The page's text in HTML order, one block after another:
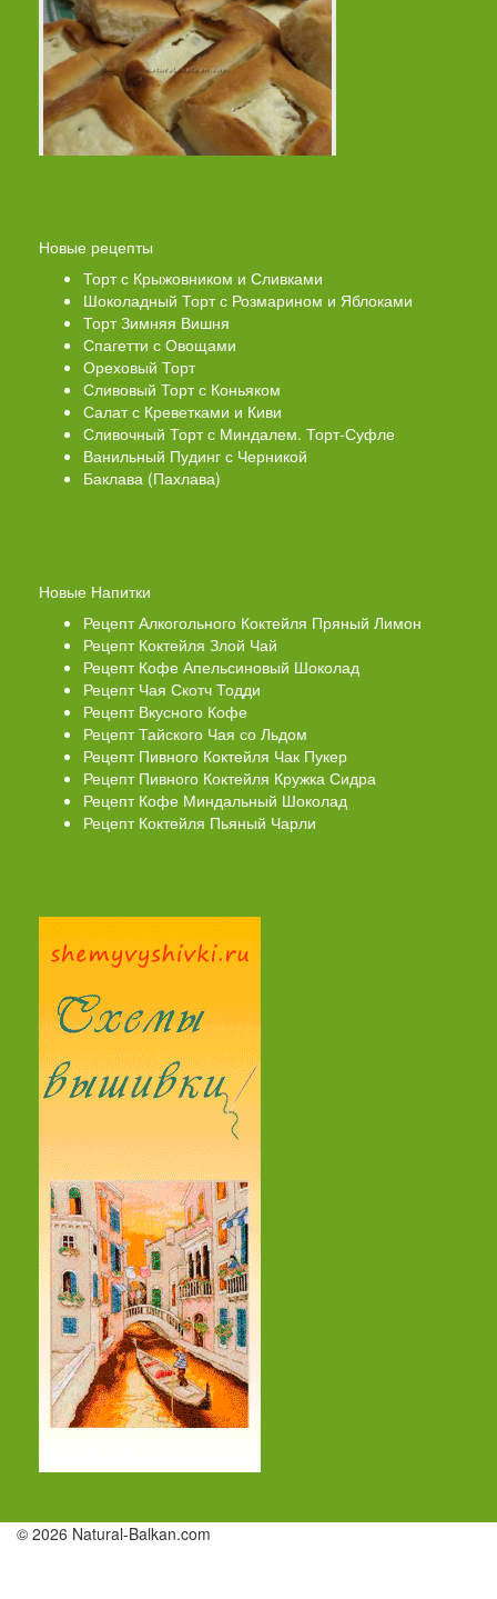
Новые рецепты
Торт с Крыжовником и Сливками
Шоколадный Торт с Розмарином и Яблоками
Торт Зимняя Вишня
Спагетти с Овощами
Ореховый Торт
Сливовый Торт с Коньяком
Салат с Креветками и Киви
Сливочный Торт с Миндалем. Торт-Суфле
Ванильный Пудинг с Черникой
Баклава (Пахлава)
Новые Напитки
Рецепт Алкогольного Коктейля Пряный Лимон
Рецепт Коктейля Злой Чай
Рецепт Кофе Апельсиновый Шоколад
Рецепт Чая Скотч Тодди
Рецепт Вкусного Кофе
Рецепт Тайского Чая со Льдом
Рецепт Пивного Коктейля Чак Пукер
Рецепт Пивного Коктейля Кружка Сидра
Рецепт Кофе Миндальный Шоколад
Рецепт Коктейля Пьяный Чарли
© 2026 Natural-Balkan.com